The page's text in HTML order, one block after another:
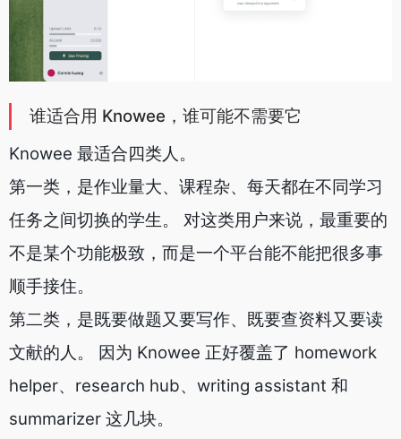
谁适合用 Knowee，谁可能不需要它
Knowee 最适合四类人。
第一类，是作业量大、课程杂、每天都在不同学习
任务之间切换的学生。 对这类用户来说，最重要的
不是某个功能极致，而是一个平台能不能把很多事
顺手接住。
第二类，是既要做题又要写作、既要查资料又要读
文献的人。 因为 Knowee 正好覆盖了 homework
helper、research hub、writing assistant 和
summarizer 这几块。